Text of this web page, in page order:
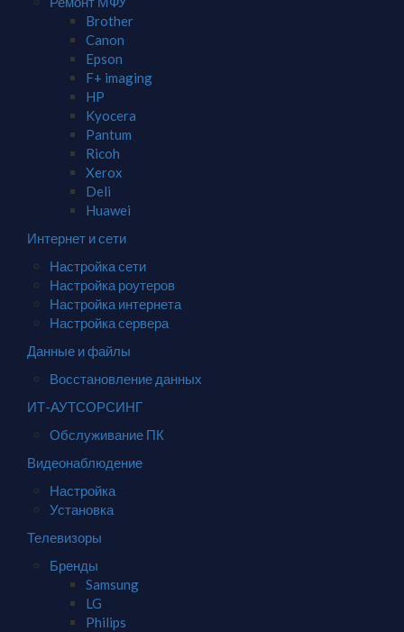
Brother
Canon
Epson
F+ imaging
HP
Kyocera
Pantum
Ricoh
Xerox
Deli
Huawei
Интернет и сети
Настройка сети
Настройка роутеров
Настройка интернета
Настройка сервера
Данные и файлы
Восстановление данных
ИТ-АУТСОРСИНГ
Обслуживание ПК
Видеонаблюдение
Настройка
Установка
Телевизоры
Бренды
Samsung
LG
Philips